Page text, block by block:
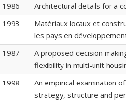
1986
Architectural details for a
1993
Matériaux locaux et
les pays en
1987
A proposed decision
flexibility in multi-unit
1998
An empirical examination
strategy, structure and